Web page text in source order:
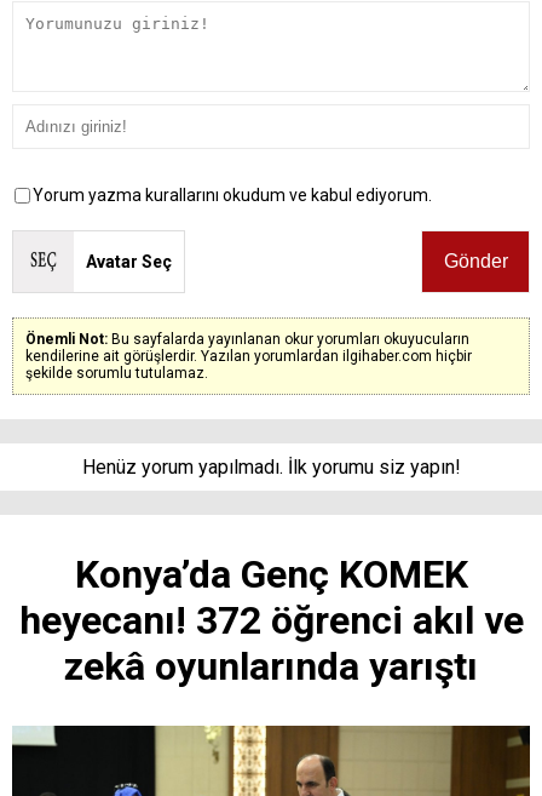
Yorum yazma kurallarını okudum ve kabul ediyorum.
Avatar Seç
Önemli Not: Bu sayfalarda yayınlanan okur yorumları okuyucuların
kendilerine ait görüşlerdir. Yazılan yorumlardan ilgihaber.com hiçbir
şekilde sorumlu tutulamaz.
Henüz yorum yapılmadı. İlk yorumu siz yapın!
Konya’da Genç KOMEK
heyecanı! 372 öğrenci akıl ve
zekâ oyunlarında yarıştı